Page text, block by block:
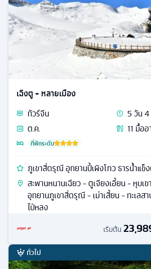
เฉิงตู + หลายเมือง
ทัวร์จีน 5วัน4
ต.ค.
11 มื้ออ
ที่พักระดับ
ภูเขาสี่ดรุณี อุทยานปี้เผิงโกว ธารน้ำแข็
สะพานหนานเฉียว - ตูเจียงเอี้ยน - หุบเ
อุทยานภูเขาสี่ดรุณี - เม่าเสี้ยน - ทะเลส
ไป่หลง
เริ่มต้น
ทั่วไป